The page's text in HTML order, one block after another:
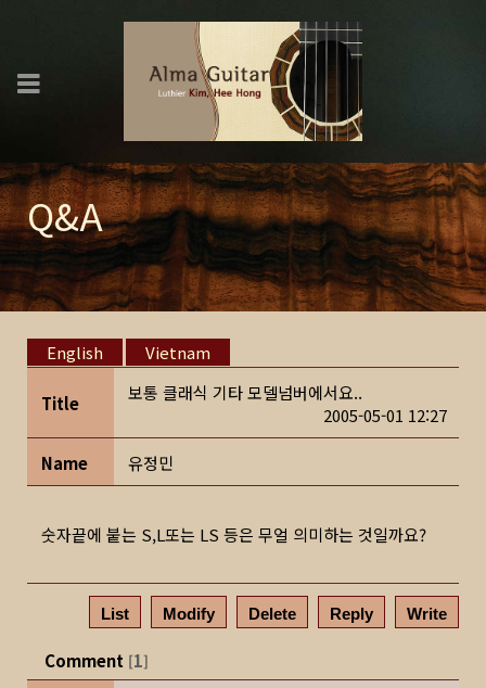
Q&A
English Vietnam
Title
보통 클래식 기타 모델넘버에서요..
2005-05-01 12:27
Name 유정민
숫자끝에 붙는 S,L또는 LS 등은 무얼 의미하는 것일까요?
List Modify Delete Reply Write
Comment [1]